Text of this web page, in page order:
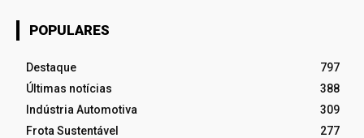
POPULARES
Destaque
797
Últimas notícias
388
Indústria Automotiva
309
Frota Sustentável
277